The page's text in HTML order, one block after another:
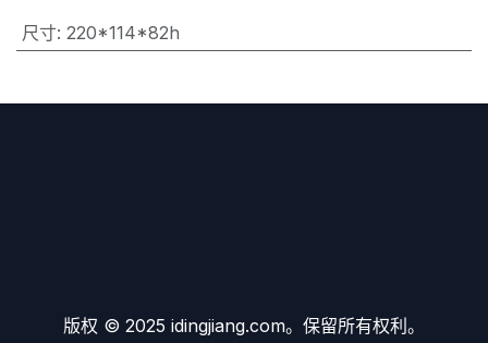
尺寸: 220*114*82h
版权 © 2025 idingjiang.com。保留所有权利。